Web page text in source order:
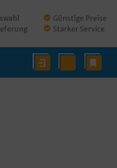
Günstige Preise
Starker Service